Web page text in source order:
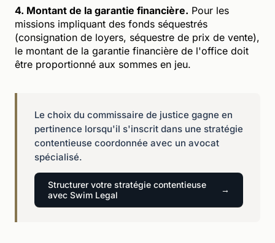
4. Montant de la garantie financière. Pour les
missions impliquant des fonds séquestrés
(consignation de loyers, séquestre de prix de vente),
le montant de la garantie financière de l'office doit
être proportionné aux sommes en jeu.
Le choix du commissaire de justice gagne en
pertinence lorsqu'il s'inscrit dans une stratégie
contentieuse coordonnée avec un avocat
spécialisé.
Structurer votre stratégie contentieuse
avec Swim Legal